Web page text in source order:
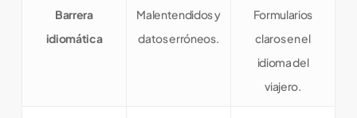
Barrera
idiomática
Malentendidos y
datos erróneos.
Formularios
claros en el
idioma del
viajero.